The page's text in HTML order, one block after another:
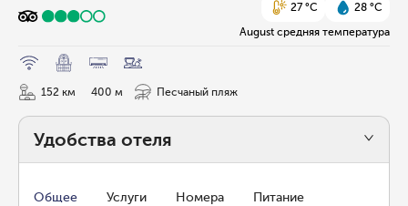
27 °C
28 °C
August средняя температура
152 км 400 м Песчаный пляж
Удобства отеля
Общее Услуги Номера Питание